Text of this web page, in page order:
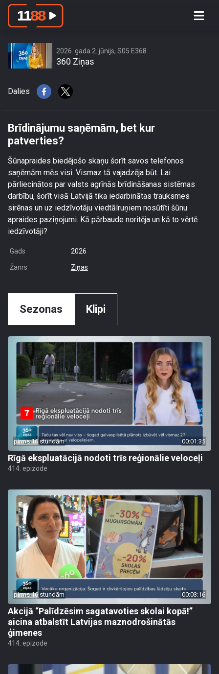
Brīdinājumu saņēmām, bet kur
2026. gada 2. jūnijs, S05 E368
360 Ziņas
Dalies
Brīdinājumu saņēmām, bet kur
patverties?
Šūnapraides biedējošo skaņu šorīt savos telefonos
saņēmām mēs visi. Vismaz tā vajadzēja būt. Lai
pārliecinātos par valsts agrīnās brīdināšanas sistēmas
darbību, šorīt visā Latvijā tika iedarbinātas trauksmes
sirēnas un uz iedzīvotāju viedtālruņiem nosūtīti šūnu
apraides paziņojumi. Kā pārbaude noritēja un kā to vērtē
iedzīvotāji?
Gads 2026
Žanrs Ziņas
Sezonas Klipi
pirms 16 stundām 00:01:35
Rīgā ekspluatācijā nodoti trīs reģionālie veloceļi
414. epizode
pirms 16 stundām 00:03:16
Akcijā “Palīdzēsim sagatavoties skolai kopā!”
aicina atbalstīt Latvijas maznodrošinātās
ģimenes
414. epizode